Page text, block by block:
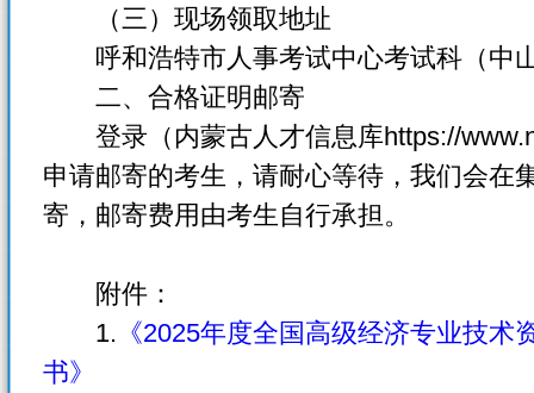
（三）现场领取地址
呼和浩特市人事考试中心考试科（中
二、合格证明邮寄
登录（内蒙古人才信息库https://
申请邮寄的考生，请耐心等待，我们会
寄，邮寄费用由考生自行承担。
附件：
1. 《2025年度全国高级经济专业技
书》